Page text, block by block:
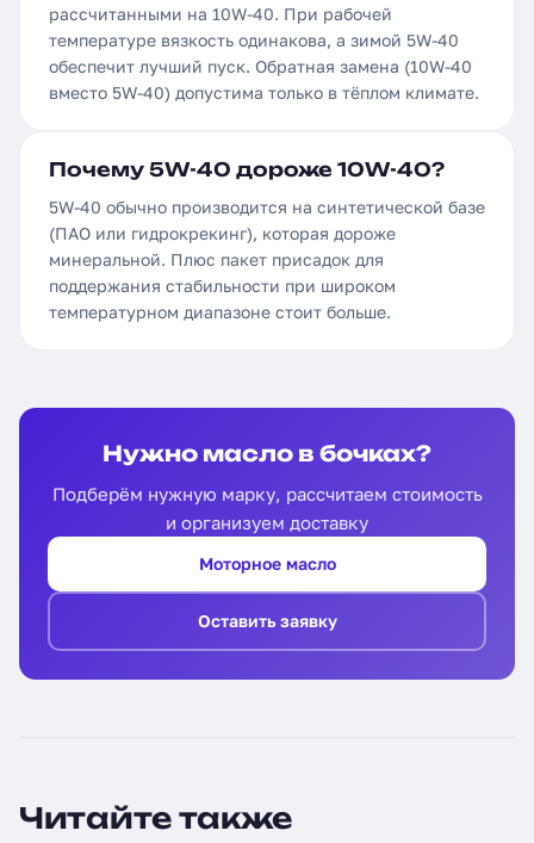
рассчитанными на 10W-40. При рабочей
температуре вязкость одинакова, а зимой 5W-40
обеспечит лучший пуск. Обратная замена (10W-40
вместо 5W-40) допустима только в тёплом климате.
Почему 5W-40 дороже 10W-40?
5W-40 обычно производится на синтетической базе
(ПАО или гидрокрекинг), которая дороже
минеральной. Плюс пакет присадок для
поддержания стабильности при широком
температурном диапазоне стоит больше.
Нужно масло в бочках?
Подберём нужную марку, рассчитаем стоимость
и организуем доставку
Моторное масло
Оставить заявку
Читайте также